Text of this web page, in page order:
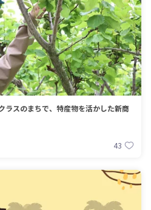
ラスのまちで、特産物を活かした新商
43